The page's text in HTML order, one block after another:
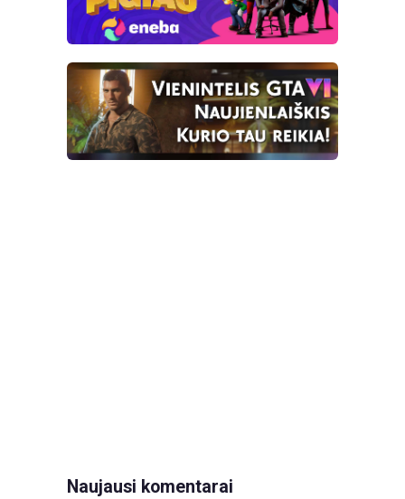
Naujausi komentarai